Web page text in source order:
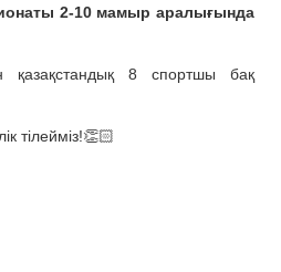
2-10 мамыр аралығында
қазақстандық 8 спортшы бақ
тілейміз!👏🏻